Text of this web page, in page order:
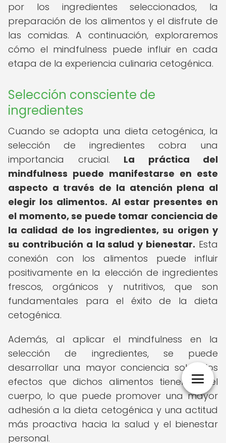
por los ingredientes seleccionados, la
preparación de los alimentos y el disfrute de
las comidas. A continuación, exploraremos
cómo el mindfulness puede influir en cada
etapa de la experiencia culinaria cetogénica.
Selección consciente de
ingredientes
Cuando se adopta una dieta cetogénica, la
selección de ingredientes cobra una
importancia crucial. La práctica del
mindfulness puede manifestarse en este
aspecto a través de la atención plena al
elegir los alimentos. Al estar presentes en
el momento, se puede tomar conciencia de
la calidad de los ingredientes, su origen y
su contribución a la salud y bienestar. Esta
conexión con los alimentos puede influir
positivamente en la elección de ingredientes
frescos, orgánicos y nutritivos, que son
fundamentales para el éxito de la dieta
cetogénica.
Además, al aplicar el mindfulness en la
selección de ingredientes, se puede
desarrollar una mayor conciencia sobre los
efectos que dichos alimentos tienen en el
cuerpo, lo que puede promover una mayor
adhesión a la dieta cetogénica y una actitud
más proactiva hacia la salud y el bienestar
personal.